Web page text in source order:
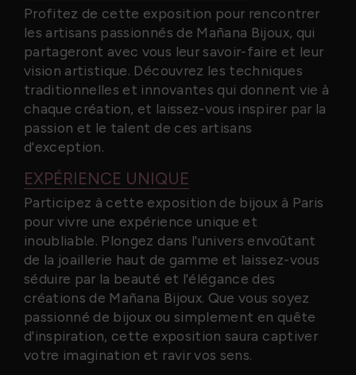
Profitez de cette exposition pour rencontrer
les artisans passionnés de Mañana Bijoux, qui
partageront avec vous leur savoir-faire et leur
vision artistique. Découvrez les techniques
traditionnelles et innovantes qui donnent vie à
chaque création, et laissez-vous inspirer par la
passion et le talent de ces artisans
d'exception.
EXPÉRIENCE UNIQUE
Participez à cette exposition de bijoux à Paris
pour vivre une expérience unique et
inoubliable. Plongez dans l'univers envoûtant
de la joaillerie haut de gamme et laissez-vous
séduire par la beauté et l'élégance des
créations de Mañana Bijoux. Que vous soyez
passionné de bijoux ou simplement en quête
d'inspiration, cette exposition saura captiver
votre imagination et ravir vos sens.